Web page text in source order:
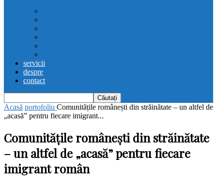
servicii
despre
contact
Acasă portofoliu Comunitățile românești din străinătate – un altfel de
„acasă” pentru fiecare imigrant...
Comunitățile românești din străinătate
– un altfel de „acasă” pentru fiecare
imigrant român